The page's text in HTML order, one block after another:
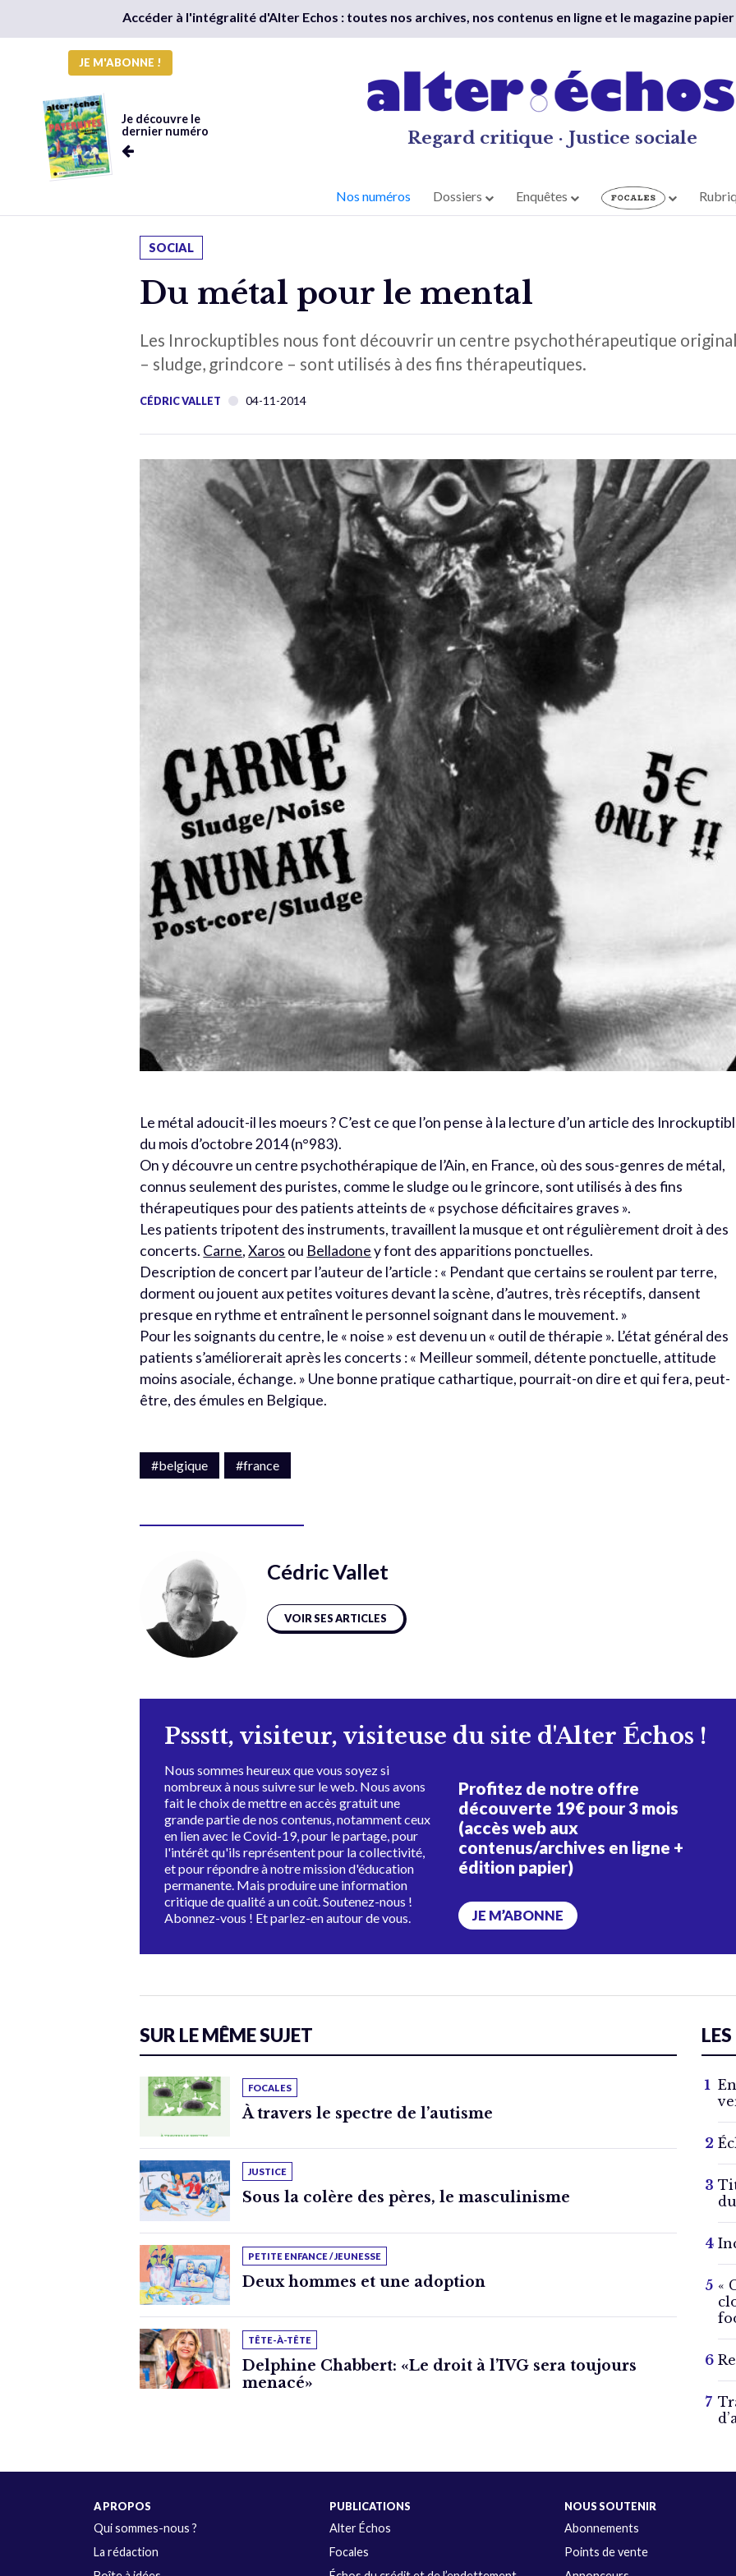
Accéder à l'intégralité d'Alter Echos : toutes nos archives, nos contenus en ligne et le magazine
JE M'ABONNE !
Je découvre le
dernier numéro
Regard critique · Justice sociale
Nos numéros Dossiers Enquêtes
SOCIAL
Du métal pour le mental
Les Inrockuptibles nous font découvrir un centre psychothérapeutique
– sludge, grindcore – sont utilisés à des fins thérapeutiques.
CÉDRIC VALLET 04-11-2014
Le métal adoucit-il les moeurs ? C’est ce que l’on pense à la lecture d’un article des
du mois d’octobre 2014 (n°983).
On y découvre un centre psychothérapique de l’Ain, en France, où des sous-genres de métal,
connus seulement des puristes, comme le sludge ou le grincore, sont utilisés à des fins
thérapeutiques pour des patients atteints de « psychose déficitaires graves ».
Les patients tripotent des instruments, travaillent la musque et ont régulièrement droit à des
concerts. Carne,Xaros ou Belladoney font des apparitions ponctuelles.
Description de concert par l’auteur de l’article : « Pendant que certains se roulent par terre,
dorment ou jouent aux petites voitures devant la scène, d’autres, très réceptifs, dansent
presque en rythme et entraînent le personnel soignant dans le mouvement. »
Pour les soignants du centre, le « noise » est devenu un « outil de thérapie ». L’état général des
patients s’améliorerait après les concerts : « Meilleur sommeil, détente ponctuelle, attitude
moins asociale, échange. » Une bonne pratique cathartique, pourrait-on dire et qui fera, peut-
être, des émules en Belgique.
#belgique #france
Cédric Vallet
VOIR SES ARTICLES
Pssstt, visiteur, visiteuse du site d'Alter Échos !
Nous sommes heureux que vous soyez si
nombreux à nous suivre sur le web. Nous avons
fait le choix de mettre en accès gratuit une
grande partie de nos contenus, notamment ceux
en lien avec le Covid-19, pour le partage, pour
l'intérêt qu'ils représentent pour la collectivité,
et pour répondre à notre mission d'éducation
permanente. Mais produire une information
critique de qualité a un coût. Soutenez-nous !
Abonnez-vous ! Et parlez-en autour de vous.
Profitez de notre offre
découverte 19€ pour 3 mois
(accès web aux
contenus/archives en ligne +
édition papier)
JE M’ABONNE
SUR LE MÊME SUJET
FOCALES
À travers le spectre de l’autisme
JUSTICE
Sous la colère des pères, le masculinisme
PETITE ENFANCE / JEUNESSE
Deux hommes et une adoption
TÊTE-À-TÊTE
Delphine Chabbert: «Le droit à l’IVG sera toujours
menacé»
«
A PROPOS
Qui sommes-nous ?
La rédaction
PUBLICATIONS
Alter Échos
Focales
NOUS SOUTENIR
Abonnements
Points de vente